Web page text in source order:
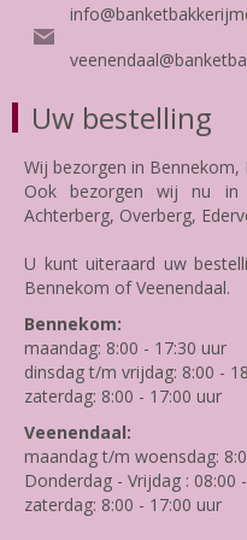
Uw bestelling
Wij bezorgen in Bennekom,
Ook bezorgen wij nu in
Achterberg, Overberg,
U kunt uiteraard uw
Bennekom of Veenendaal.
Bennekom:
maandag: 8:00 - 17:30 uur
dinsdag t/m vrijdag: 8:00 -
zaterdag: 8:00 - 17:00 uur
Veenendaal:
maandag t/m woensdag:
Donderdag - Vrijdag : 08:00
zaterdag: 8:00 - 17:00 uur